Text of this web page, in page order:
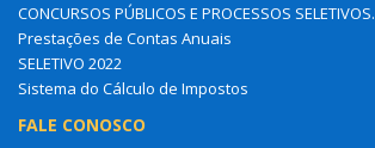
CONCURSOS PÚBLICOS E PROCESSOS SELETIVOS.
Prestações de Contas Anuais
SELETIVO 2022
Sistema do Cálculo de Impostos
FALE CONOSCO